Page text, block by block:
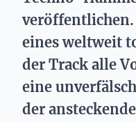
eines weltweit
der Track alle
eine
der